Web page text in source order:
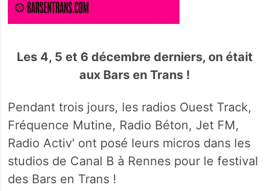
Les 4, 5 et 6 décembre derniers, on était
aux Bars en Trans !
Pendant trois jours, les radios Ouest Track,
Fréquence Mutine, Radio Béton, Jet FM,
Radio Activ' ont posé leurs micros dans les
studios de Canal B à Rennes pour le festival
des Bars en Trans !